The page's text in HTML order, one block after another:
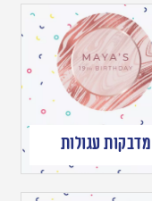
מדבקות עגולות